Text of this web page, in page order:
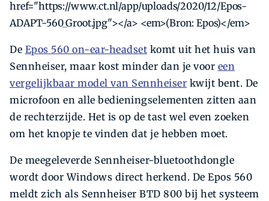
href="https://www.ct.nl/app/uploads/2020/12/Epos-
ADAPT-560_Groot.jpg"></a> <em>(Bron: Epos)</em>
De Epos 560 on-ear-headset komt uit het huis van
Sennheiser, maar kost minder dan je voor een
vergelijkbaar model van Sennheiser kwijt bent. De
microfoon en alle bedieningselementen zitten aan
de rechterzijde. Het is op de tast wel even zoeken
om het knopje te vinden dat je hebben moet.
De meegeleverde Sennheiser-bluetoothdongle
wordt door Windows direct herkend. De Epos 560
meldt zich als Sennheiser BTD 800 bij het systeem